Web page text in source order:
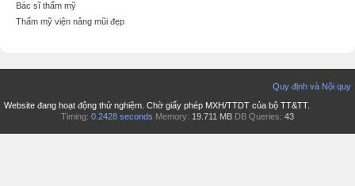
Bác sĩ thẩm mỹ
Thẩm mỹ viện nâng mũi đẹp
Quy định và Nội quy
Website đang hoạt động thử nghiệm. Chờ giấy phép MXH/TTDT của bộ TT&TT.
Timing: 0.2428 seconds Memory: 19.711 MB DB Queries: 43